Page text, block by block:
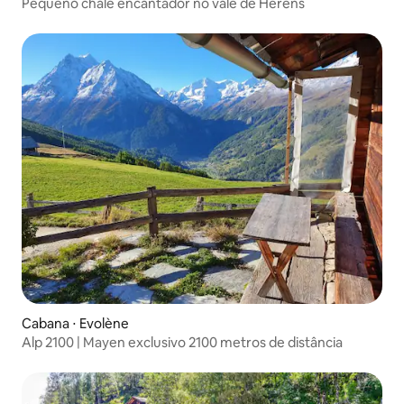
Cabana ⋅ Evolène
Alp 2100 | Mayen exclusivo 2100 metros de distância